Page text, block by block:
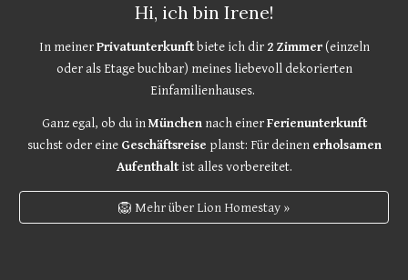
Hi, ich bin Irene!
In meinerPrivatunterkunftbiete ich dir 2 Zimmer(einzeln
oder als Etage buchbar) meines liebevoll dekorierten
Einfamilienhauses.
Ganz egal, ob du inMünchennach einerFerienunterkunft
suchst oder eine Geschäftsreise planst: Für deinen erholsamen
Aufenthaltist alles vorbereitet.
🦁 Mehr über Lion Homestay »